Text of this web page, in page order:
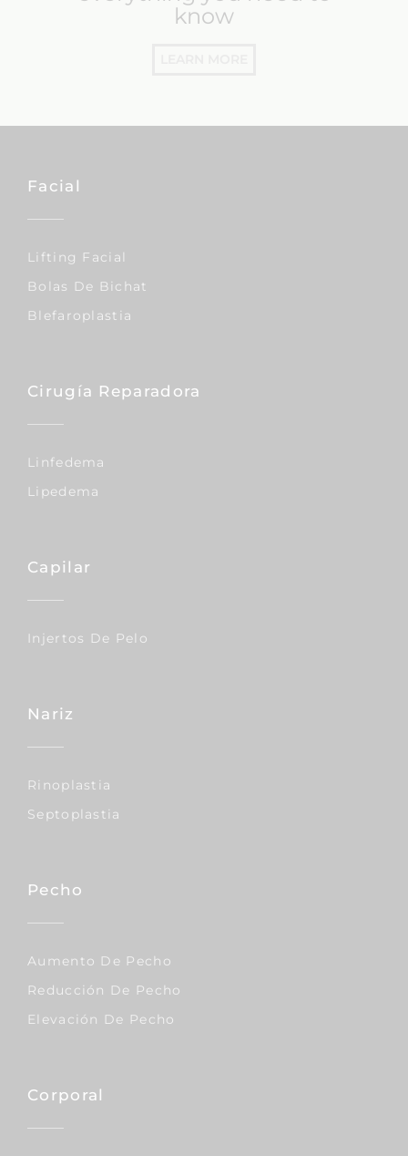
know
Facial
Lifting Facial
Bolas De Bichat
Blefaroplastia
Cirugía Reparadora
Linfedema
Lipedema
Capilar
Injertos De Pelo
Nariz
Rinoplastia
Septoplastia
Pecho
Aumento De Pecho
Reducción De Pecho
Elevación De Pecho
Corporal